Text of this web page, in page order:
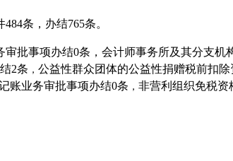
条，办结765条。
批事项办结0条，会计师事务所及其分支机
2条 ， 公益性群众团体的公益性捐赠税前扣
账业务审批事项办结0条 ， 非营利组织免税资